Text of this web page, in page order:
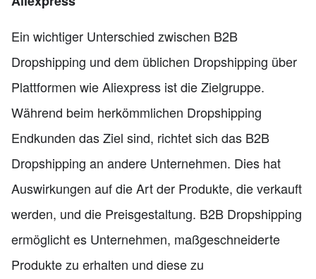
Ein wichtiger Unterschied zwischen B2B
Dropshipping und dem üblichen Dropshipping über
Plattformen wie Aliexpress ist die Zielgruppe.
Während beim herkömmlichen Dropshipping
Endkunden das Ziel sind, richtet sich das B2B
Dropshipping an andere Unternehmen. Dies hat
Auswirkungen auf die Art der Produkte, die verkauft
werden, und die Preisgestaltung. B2B Dropshipping
ermöglicht es Unternehmen, maßgeschneiderte
Produkte zu erhalten und diese zu